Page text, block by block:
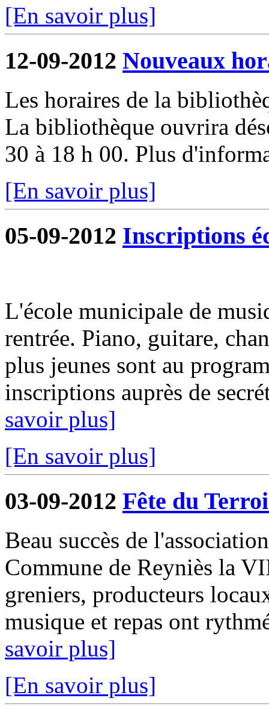
[En savoir plus]
12-09-2012 Nouveaux
Les horaires de la
La bibliothèque ouvrira
30 à 18 h 00. Plus
[En savoir plus]
05-09-2012 Inscriptions
L'école municipale de
rentrée. Piano, guitare,
plus jeunes sont au
inscriptions auprès de
savoir plus]
[En savoir plus]
03-09-2012 Fête du
Beau succès de
Commune de Reyniès la
greniers, producteurs
musique et repas ont
savoir plus]
[En savoir plus]